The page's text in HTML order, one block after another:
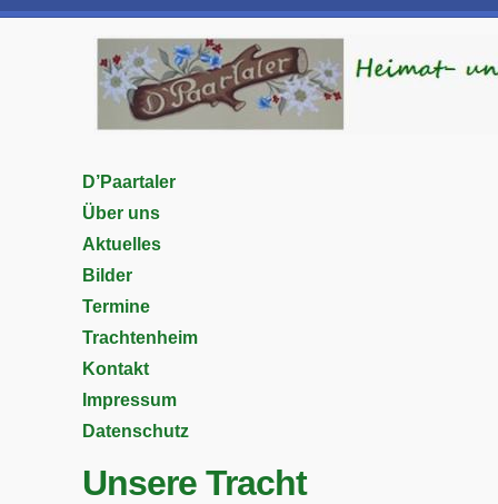
D’Paartaler
Über uns
Aktuelles
Bilder
Termine
Trachtenheim
Kontakt
Impressum
Datenschutz
Unsere Tracht